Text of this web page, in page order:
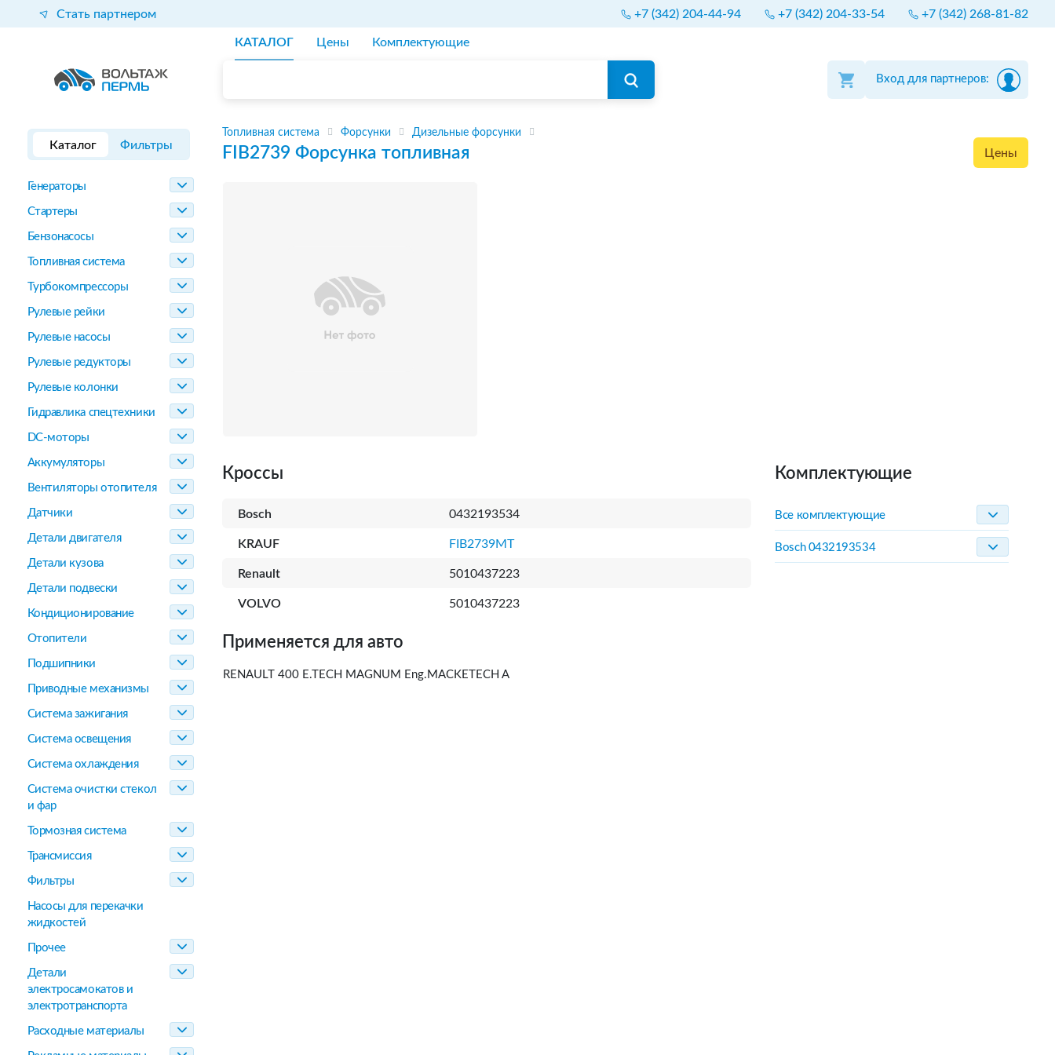
Стать партнером +7 (342) 204-44-94 +7 (342) 204-33-54 +7 (342) 268-81-82
КАТАЛОГ Цены Комплектующие
Вход для партнеров:
Каталог Фильтры
Генераторы
Стартеры
Бензонасосы
Топливная система
Турбокомпрессоры
Рулевые рейки
Рулевые насосы
Рулевые редукторы
Рулевые колонки
Гидравлика спецтехники
DC-моторы
Аккумуляторы
Вентиляторы отопителя
Датчики
Детали двигателя
Детали кузова
Детали подвески
Кондиционирование
Отопители
Подшипники
Приводные механизмы
Система зажигания
Система освещения
Система охлаждения
Система очистки стекол
и фар
Тормозная система
Трансмиссия
Фильтры
Насосы для перекачки
жидкостей
Прочее
Детали
электросамокатов и
электротранспорта
Расходные материалы
Топливная система Форсунки Дизельные форсунки
FIB2739 Форсунка топливная Цены
Кроссы
Bosch 0432193534
KRAUF FIB2739MT
Renault 5010437223
VOLVO 5010437223
Применяется для авто
RENAULT 400 E.TECH MAGNUM Eng.MACKETECH A
Комплектующие
Все комплектующие
Bosch 0432193534